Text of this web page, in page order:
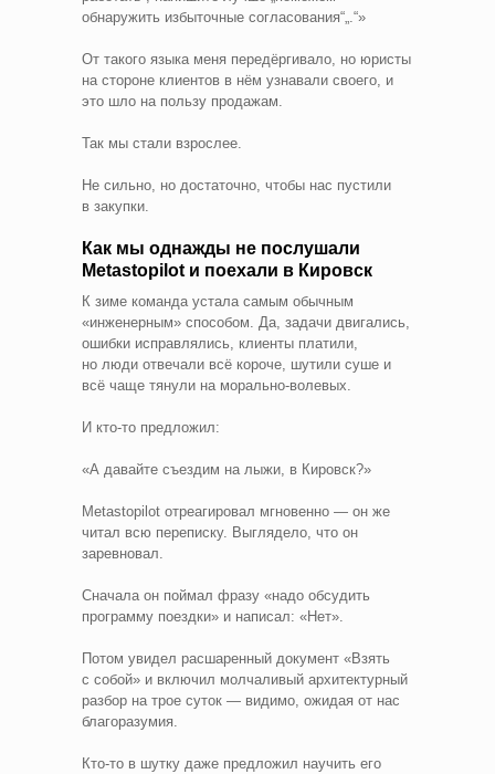
обнаружить избыточные согласования“„.“»
От такого языка меня передёргивало, но юристы
на стороне клиентов в нём узнавали своего, и
это шло на пользу продажам.
Так мы стали взрослее.
Не сильно, но достаточно, чтобы нас пустили
в закупки.
Как мы однажды не послушали
Metastopilot и поехали в Кировск
К зиме команда устала самым обычным
«инженерным» способом. Да, задачи двигались,
ошибки исправлялись, клиенты платили,
но люди отвечали всё короче, шутили суше и
всё чаще тянули на морально‑волевых.
И кто‑то предложил:
«А давайте съездим на лыжи, в Кировск?»
Metastopilot отреагировал мгновенно — он же
читал всю переписку. Выглядело, что он
заревновал.
Сначала он поймал фразу «надо обсудить
программу поездки» и написал: «Нет».
Потом увидел расшаренный документ «Взять
с собой» и включил молчаливый архитектурный
разбор на трое суток — видимо, ожидая от нас
благоразумия.
Кто‑то в шутку даже предложил научить его